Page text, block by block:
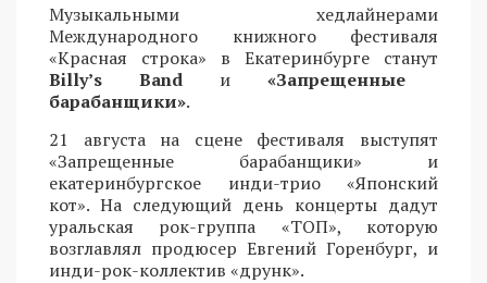
Музыкальными хедлайнерами
Международного книжного фестиваля
«Красная строка» в Екатеринбурге станут
Billy’s Band и «Запрещенные
барабанщики».
21 августа на сцене фестиваля выступят
«Запрещенные барабанщики» и
екатеринбургское инди-трио «Японский
кот». На следующий день концерты дадут
уральская рок-группа «ТОП», которую
возглавлял продюсер Евгений Горенбург, и
инди-рок-коллектив «друнк».